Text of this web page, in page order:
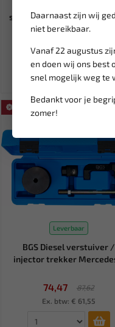
Daarnaast zijn wij
niet bereikbaar.
Vanaf 22 augustus
en doen wij ons best
snel mogelijk weg te
Bedankt voor je
zomer!
steenlaag wit 500ML
Ex. btw: € 8,90
Leverbaar
BGS Diesel verstuiver /
injector trekker
74,47
87,62
Ex. btw: € 61,55